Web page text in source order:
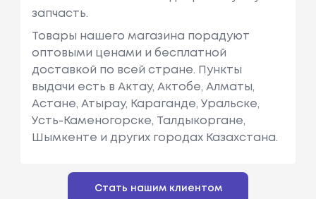
запчасть.
Товары нашего магазина порадуют
оптовыми ценами и бесплатной
доставкой по всей стране. Пункты
выдачи есть в Актау, Актобе, Алматы,
Астане, Атырау, Караганде, Уральске,
Усть-Каменогорске, Талдыкоргане,
Шымкенте и других городах Казахстана.
Стать нашим клиентом